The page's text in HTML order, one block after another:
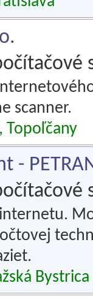
scanner.
Topoľčany
-
Bystrica